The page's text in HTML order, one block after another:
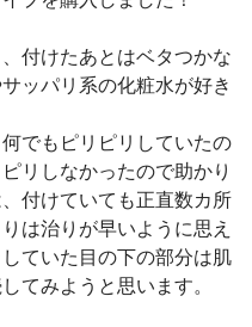
付けたあとはベタつかな
ッパリ系の化粧水が好き
でもピリピリしていたの
リしなかったので助かり
付けていても正直数カ所
は治りが早いように思え
ていた目の下の部分は肌
てみようと思います。